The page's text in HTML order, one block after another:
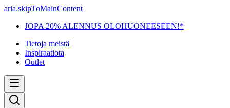
aria.skipToMainContent
JOPA 20% ALENNUS OLOHUONEESEEN!*
Tietoja meistä|
Inspiraatiota|
Outlet